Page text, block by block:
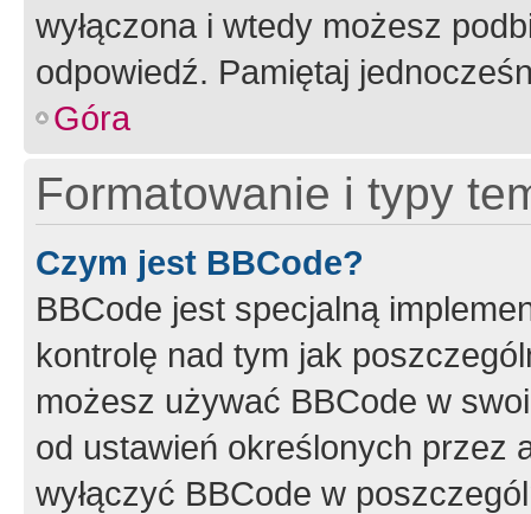
wyłączona i wtedy możesz
odpowiedź. Pamiętaj
Góra
Formatowanie i typy
Czym jest BBCode?
BBCode jest specjalną
kontrolę nad tym jak
możesz używać BBCode w
od ustawień określonych przez
wyłączyć BBCode w